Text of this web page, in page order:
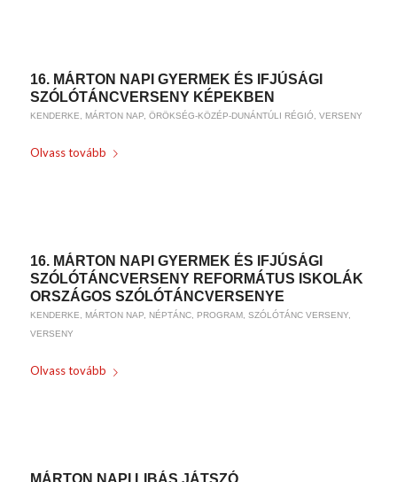
16. MÁRTON NAPI GYERMEK ÉS IFJÚSÁGI
SZÓLÓTÁNCVERSENY KÉPEKBEN
KENDERKE MÁRTON NAP, ÖRÖKSÉG-KÖZÉP-DUNÁNTÚLI RÉGIÓ, VERSENY
Olvass tovább
16. MÁRTON NAPI GYERMEK ÉS IFJÚSÁGI
SZÓLÓTÁNCVERSENY REFORMÁTUS ISKOLÁK
ORSZÁGOS SZÓLÓTÁNCVERSENYE
KENDERKE, MÁRTON NAP, NÉPTÁNC, PROGRAM, SZÓLÓTÁNC VERSENY,
VERSENY
Olvass tovább